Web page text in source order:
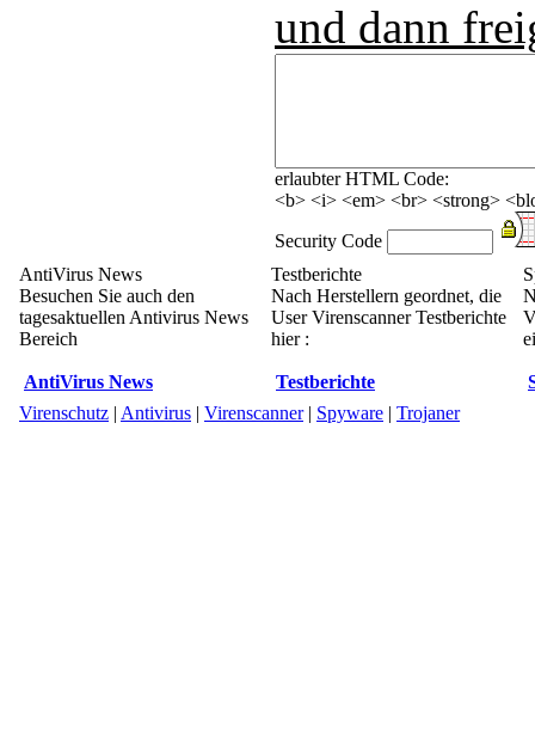
und dann
erlaubter HTML Code:
<b> <i> <em> <br> <strong>
Security Code
AntiVirus News
Besuchen Sie auch den
tagesaktuellen Antivirus News
Bereich
AntiVirus News
Testberichte
Nach Herstellern geordnet, die
User Virenscanner Testberichte
hier :
Testberichte
Virenschutz | Antivirus | Virenscanner| Spyware | Trojaner